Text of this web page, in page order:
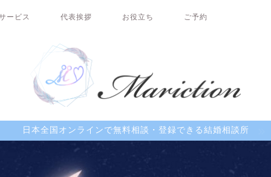
ービス 代表挨拶 お役立ち ご予約
日本全国オンラインで無料相談・登録できる結婚相談所